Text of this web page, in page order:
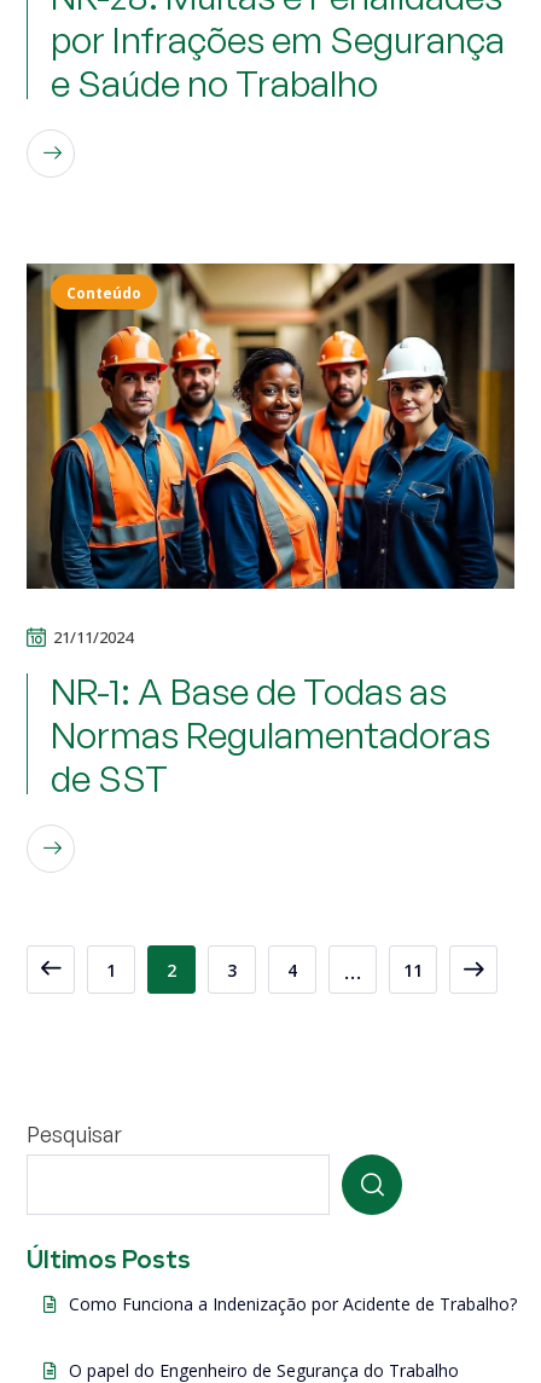
por Infrações em Segurança
e Saúde no Trabalho
Conteúdo
21/11/2024
NR-1: A Base de Todas as
Normas Regulamentadoras
de SST
1 2 3 4 … 11
Pesquisar
Últimos Posts
Como Funciona a Indenização por Acidente de Trabalho?
O papel do Engenheiro de Segurança do Trabalho